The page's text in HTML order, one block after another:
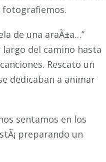
fotografiemos.
de una araÃ±a…”
largo del camino hasta
Rescato un
dedicaban a animar
sentamos en los
preparando un